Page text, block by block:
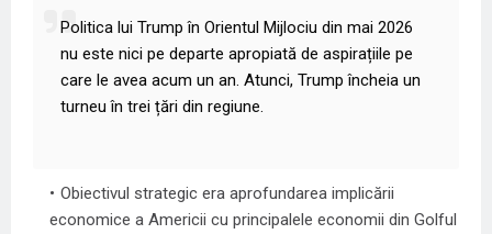
Politica lui Trump în Orientul Mijlociu din mai 2026
nu este nici pe departe apropiată de aspirațiile pe
care le avea acum un an. Atunci, Trump încheia un
turneu în trei țări din regiune.
Obiectivul strategic era aprofundarea implicării
economice a Americii cu principalele economii din Golful